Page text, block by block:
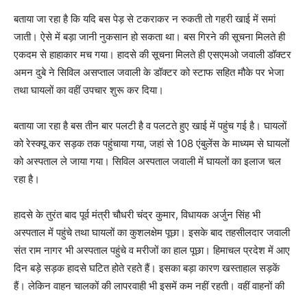
बताया जा रहा है कि यदि बस पेड़ से टकराकर न रुकती तो गहरी खाई में समां
जाती। ऐसे में बड़ा जानी नुकसान हो सकता था। बस गिरने की सूचना मिलते ही
एकदम से हाहाकार मच गया। हादसे की सूचना मिलते ही एसएमओ जवाली डॉक्‍टर
अमन दुबे ने सिविल असप्ताल जवाली के डॉक्टर को स्टाफ सहित मौके पर भेजा
तथा घायलों का वहीं उपचार शुरू कर दिया।
बताया जा रहा है बस तीन बार पलटी है व पलटते हुए खाई में पहुंच गई है। घायलों
को रेस्‍क्‍यू कर सड़क तक पहुंचाया गया, जहां से 108 एंबुलेंस के माध्‍यम से घायलों
को अस्‍पताल ले जाया गया। सिविल अस्पताल जवाली में घायलों का इलाज चल
रहा है।
हादसे के तुरंत बाद पूर्व मंत्री चौधरी चंद्र कुमार, विधायक अर्जुन सिंह भी
अस्पताल में पहुंचे तथा घायलों का कुशलक्षेम पूछा। इसके बाद तहसीलदार जवाली
संत राम नागर भी अस्पताल पहुंचे व मरीजों का हाल पूछा। हिमाचल प्रदेश में आए
दिन बड़े सड़क हादसे घटित होते रहते हैं। इसका बड़ा कारण खस्‍ताहाल सड़कें
हैं। लेकिन वाहन चालकों की लापरवाही भी इसमें कम नहीं रहती। वहीं वाहनों की